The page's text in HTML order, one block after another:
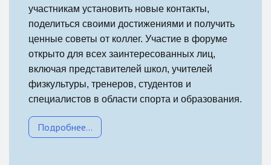
участникам установить новые контакты,
поделиться своими достижениями и получить
ценные советы от коллег. Участие в форуме
открыто для всех заинтересованных лиц,
включая представителей школ, учителей
физкультуры, тренеров, студентов и
специалистов в области спорта и образования.
Подробнее...